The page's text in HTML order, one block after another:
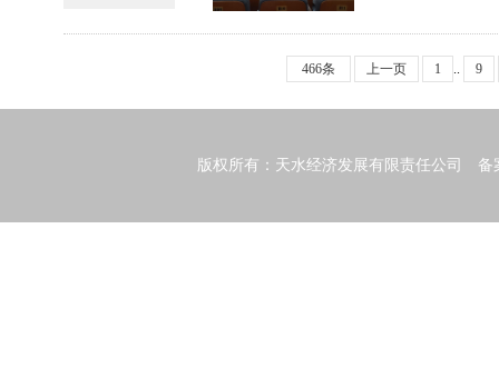
466条 上一页 1 .. 9
版权所有：天水经济发展有限责任公司 备